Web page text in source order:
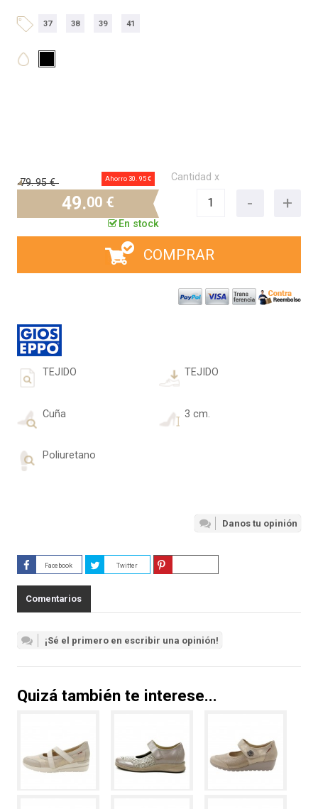
37 38 39 41
79.95 € Ahorro 30. 95 €
49.00 €
En stock
Cantidad x
COMPRAR
TEJIDO TEJIDO
Cuña 3 cm.
Poliuretano
Danos tu opinión
Facebook Twitter
Comentarios
¡Sé el primero en escribir una opinión!
Quizá también te interese...